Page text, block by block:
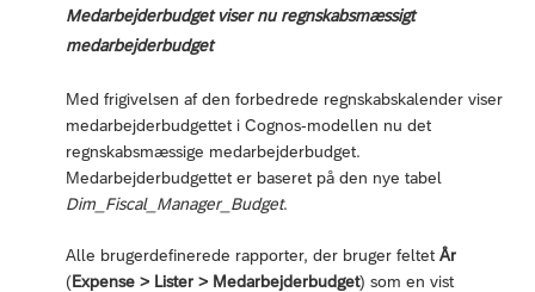
Medarbejderbudget viser nu regnskabsmæssigt
medarbejderbudget
Med frigivelsen af den forbedrede regnskabskalender viser
medarbejderbudgettet i Cognos-modellen nu det
regnskabsmæssige medarbejderbudget.
Medarbejderbudgettet er baseret på den nye tabel
Dim_Fiscal_Manager_Budget.
Alle brugerdefinerede rapporter, der bruger feltet År
(Expense > Lister > Medarbejderbudget) som en vist